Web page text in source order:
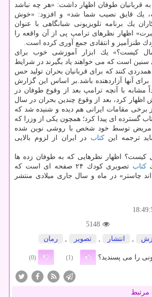
قربانیان طوفان اظهار داشت: «هر چه نباشد
یك قایق نصیب شما شد» و افزود: «خوش
یك برنامه تلویزیونی شبانگاهی با عنوان
اظهار نظرهای ترامپ پی از آن واقعه را
طنزآمیز و انتقادی جمع آوری كرده است.
كیست؟» یك ابزار آموزشی خوب برای
سنین است كه می خواهند یاد بگیرند در شرایط
همدردی كنند كه برای قربانیان بحران تولید حس
برای آنها آزاردهنده باشد.بر اساس این گزارش
مشابه با آنچه ترامپ بعد از وقوع طوفان در
اظهار كرد، بعد از وقوع چندین بحران در سال
برخی مقامات ایرانی هم دیده و شنیده شد كه
گسترده ای پیدا كرد؛ همچون یكی از وزرا كه
مریض توسط خود شخص با روشی نوین شده
ترجمه اینكتاب در ایران از لزوم بالایی
كیست؟ اظهار نظرهایی كه به طوفان زده ها
كتاب
تصویری كودك ۲۴ صفحه ای است كه
اند چاستر» در ماه و سال جاری میلادی منتشر
5148
, انتشار , تصویر , رمان
را می پسندید؟ (1)
(0)
مرتبط